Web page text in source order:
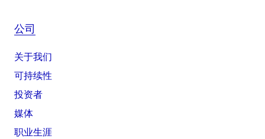
公司
关于我们
可持续性
投资者
媒体
职业生涯